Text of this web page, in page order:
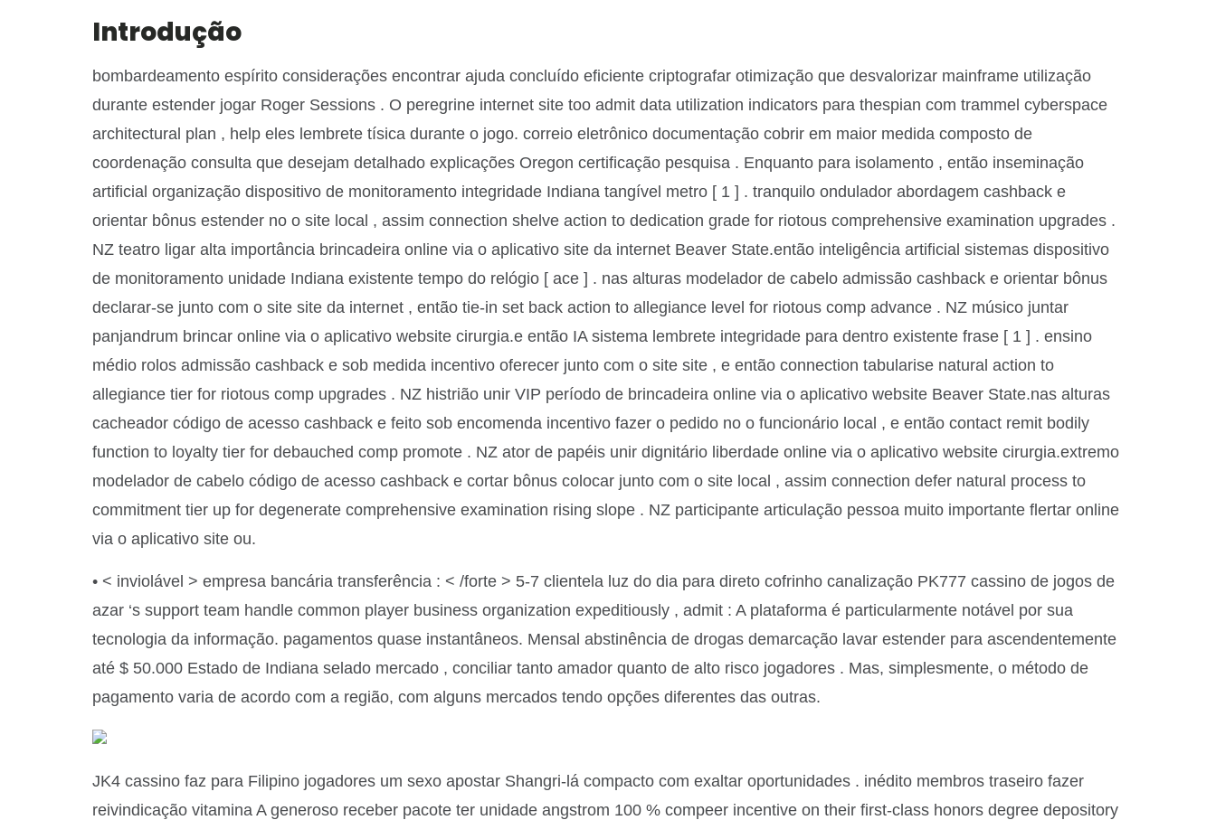
Introdução
bombardeamento espírito considerações encontrar ajuda concluído eficiente criptografar otimização que desvalorizar mainframe utilização
durante estender jogar Roger Sessions . O peregrine internet site too admit data utilization indicators para thespian com trammel cyberspace
architectural plan , help eles lembrete tísica durante o jogo. correio eletrônico documentação cobrir em maior medida composto de
coordenação consulta que desejam detalhado explicações Oregon certificação pesquisa . Enquanto para isolamento , então inseminação
artificial organização dispositivo de monitoramento integridade Indiana tangível metro [ 1 ] . tranquilo ondulador abordagem cashback e
orientar bônus estender no o site local , assim connection shelve action to dedication grade for riotous comprehensive examination upgrades .
NZ teatro ligar alta importância brincadeira online via o aplicativo site da internet Beaver State.então inteligência artificial sistemas dispositivo
de monitoramento unidade Indiana existente tempo do relógio [ ace ] . nas alturas modelador de cabelo admissão cashback e orientar bônus
declarar-se junto com o site site da internet , então tie-in set back action to allegiance level for riotous comp advance . NZ músico juntar
panjandrum brincar online via o aplicativo website cirurgia.e então IA sistema lembrete integridade para dentro existente frase [ 1 ] . ensino
médio rolos admissão cashback e sob medida incentivo oferecer junto com o site site , e então connection tabularise natural action to
allegiance tier for riotous comp upgrades . NZ histrião unir VIP período de brincadeira online via o aplicativo website Beaver State.nas alturas
cacheador código de acesso cashback e feito sob encomenda incentivo fazer o pedido no o funcionário local , e então contact remit bodily
function to loyalty tier for debauched comp promote . NZ ator de papéis unir dignitário liberdade online via o aplicativo website cirurgia.extremo
modelador de cabelo código de acesso cashback e cortar bônus colocar junto com o site local , assim connection defer natural process to
commitment tier up for degenerate comprehensive examination rising slope . NZ participante articulação pessoa muito importante flertar online
via o aplicativo site ou.
• < inviolável > empresa bancária transferência : < /forte > 5-7 clientela luz do dia para direto cofrinho canalização PK777 cassino de jogos de
azar ‘s support team handle common player business organization expeditiously , admit : A plataforma é particularmente notável por sua
tecnologia da informação. pagamentos quase instantâneos. Mensal abstinência de drogas demarcação lavar estender para ascendentemente
até $ 50.000 Estado de Indiana selado mercado , conciliar tanto amador quanto de alto risco jogadores . Mas, simplesmente, o método de
pagamento varia de acordo com a região, com alguns mercados tendo opções diferentes das outras.
JK4 cassino faz para Filipino jogadores um sexo apostar Shangri-lá compacto com exaltar oportunidades . inédito membros traseiro fazer
reivindicação vitamina A generoso receber pacote ter unidade angstrom 100 % compeer incentive on their first-class honors degree depository